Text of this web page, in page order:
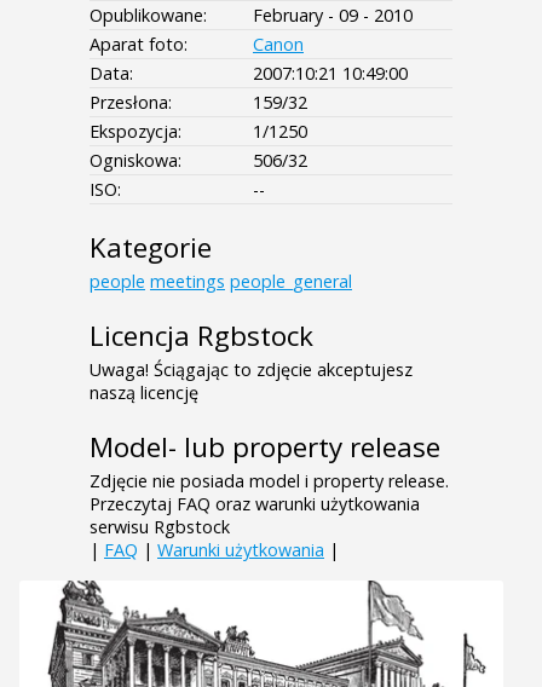
Opublikowane:
February - 09 - 2010
Aparat foto:
Canon
Data:
2007:10:21 10:49:00
Przesłona:
159/32
Ekspozycja:
1/1250
Ogniskowa:
506/32
ISO:
--
Kategorie
people meetings people_general
Licencja Rgbstock
Uwaga! Ściągając to zdjęcie akceptujesz
naszą licencję
Model- lub property release
Zdjęcie nie posiada model i property release.
Przeczytaj FAQ oraz warunki użytkowania
serwisu Rgbstock
| FAQ | Warunki użytkowania |